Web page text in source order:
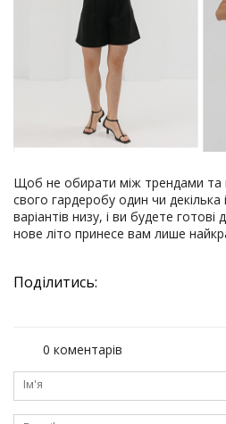
Щоб не обирати між трендами
свого гардеробу один чи декілька
варіантів низу, і ви будете готові
нове літо принесе вам лише
Поділитись:
0 коментарів